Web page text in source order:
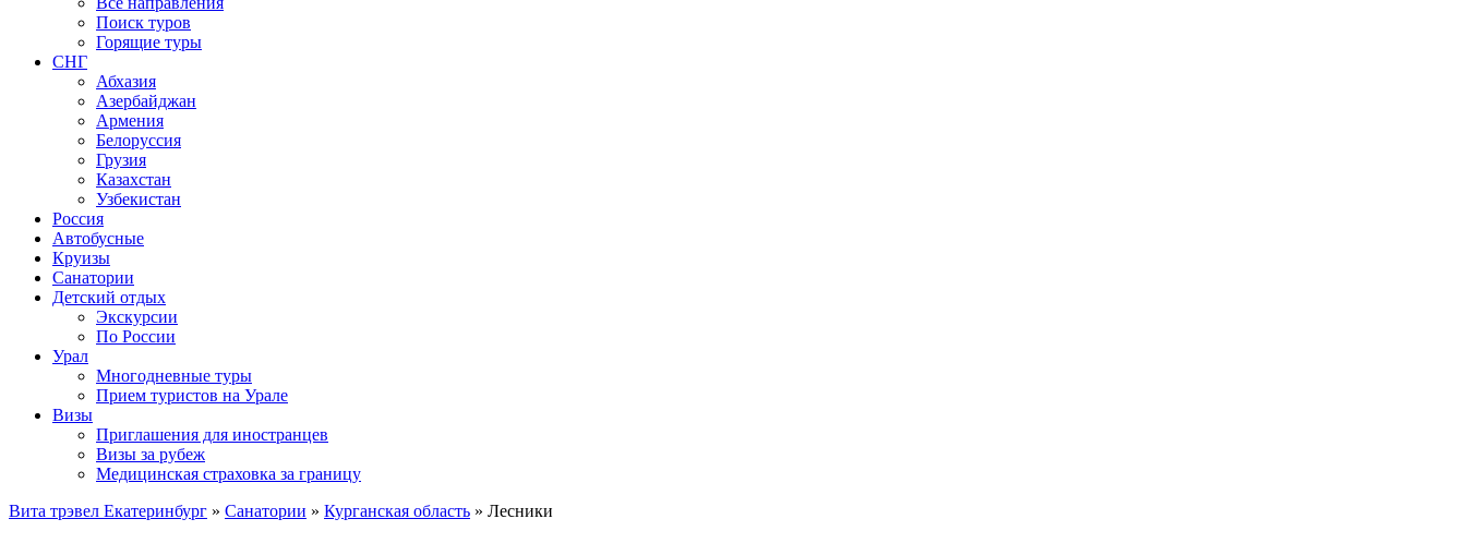
Поиск туров
Горящие туры
СНГ
Абхазия
Азербайджан
Армения
Белоруссия
Грузия
Казахстан
Узбекистан
Россия
Автобусные
Круизы
Санатории
Детский отдых
Экскурсии
По России
Урал
Многодневные туры
Прием туристов на Урале
Визы
Приглашения для иностранцев
Визы за рубеж
Медицинская страховка за границу
Вита трэвел Екатеринбург » Санатории » Курганская область » Лесники